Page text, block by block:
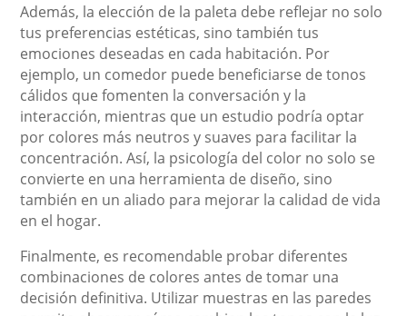
Además, la elección de la paleta debe reflejar no solo
tus preferencias estéticas, sino también tus
emociones deseadas en cada habitación. Por
ejemplo, un comedor puede beneficiarse de tonos
cálidos que fomenten la conversación y la
interacción, mientras que un estudio podría optar
por colores más neutros y suaves para facilitar la
concentración. Así, la psicología del color no solo se
convierte en una herramienta de diseño, sino
también en un aliado para mejorar la calidad de vida
en el hogar.
Finalmente, es recomendable probar diferentes
combinaciones de colores antes de tomar una
decisión definitiva. Utilizar muestras en las paredes